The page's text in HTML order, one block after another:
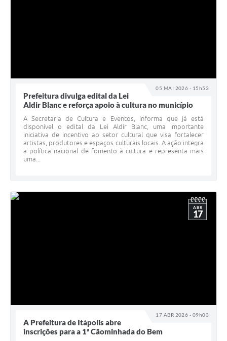
05 MAI 2026 - 15h53
Prefeitura divulga edital da Lei
Aldir Blanc e reforça apoio à cultura no município
A Secretaria de Cultura e Eventos, informa que já está
disponível o edital da Lei Aldir Blanc, uma importante
iniciativa de incentivo ao setor cultural que visa fortalecer
artistas, produtores e espaços culturais locais. A ação integra
a política nacional de fomento à cultura e representa mais
uma...
17 ABR 2026 - 09h03
ABR
17
A Prefeitura de Itápolis abre
inscrições para a 1ª Cãominhada do Bem